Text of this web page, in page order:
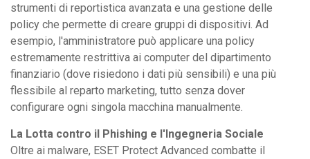
strumenti di reportistica avanzata e una gestione delle
policy che permette di creare gruppi di dispositivi. Ad
esempio, l'amministratore può applicare una policy
estremamente restrittiva ai computer del dipartimento
finanziario (dove risiedono i dati più sensibili) e una più
flessibile al reparto marketing, tutto senza dover
configurare ogni singola macchina manualmente.
La Lotta contro il Phishing e l'Ingegneria Sociale
Oltre ai malware, ESET Protect Advanced combatte il